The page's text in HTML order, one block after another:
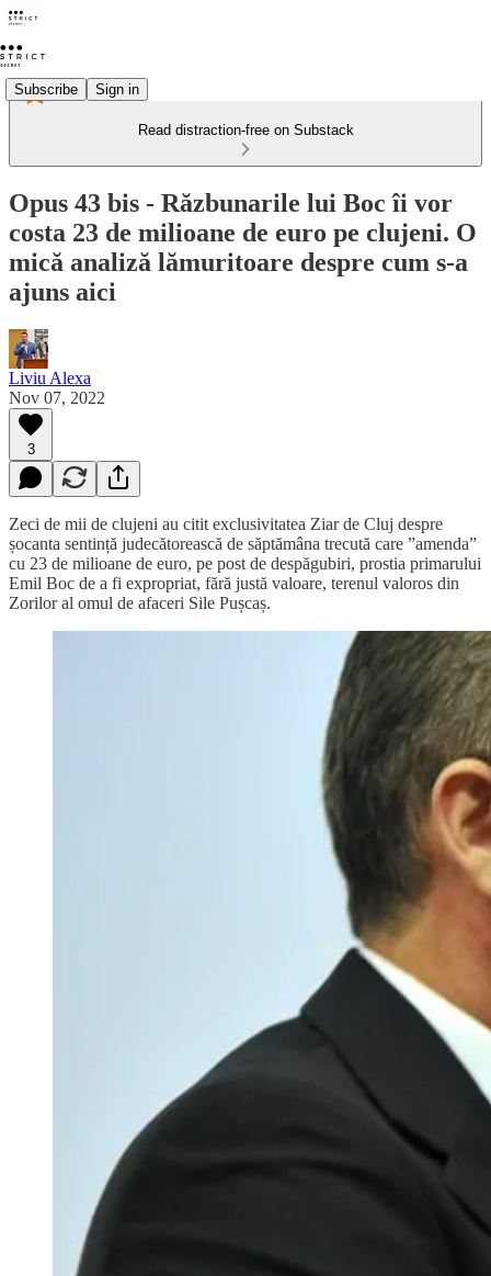
Subscribe Sign in
Read distraction-free on Substack
Opus 43 bis - Răzbunarile lui Boc îi vor
costa 23 de milioane de euro pe clujeni. O
mică analiză lămuritoare despre cum s-a
ajuns aici
Liviu Alexa
Nov 07, 2022
3
Zeci de mii de clujeni au citit exclusivitatea Ziar de Cluj despre
șocanta sentință judecătorească de săptămâna trecută care ”amenda”
cu 23 de milioane de euro, pe post de despăgubiri, prostia primarului
Emil Boc de a fi expropriat, fără justă valoare, terenul valoros din
Zorilor al omul de afaceri Sile Pușcaș.